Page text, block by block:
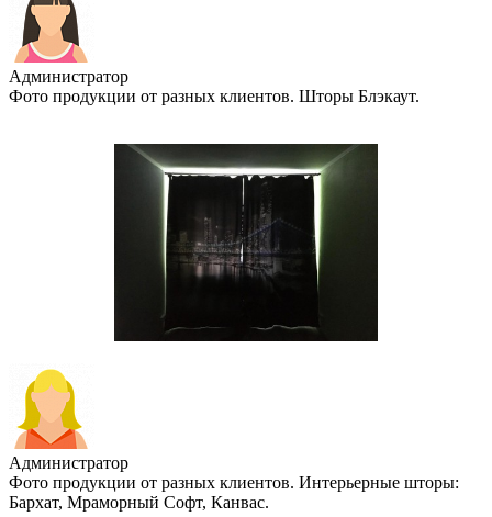
Администратор
Фото продукции от разных клиентов. Шторы Блэкаут.
Администратор
Фото продукции от разных клиентов. Интерьерные шторы:
Бархат, Мраморный Софт, Канвас.